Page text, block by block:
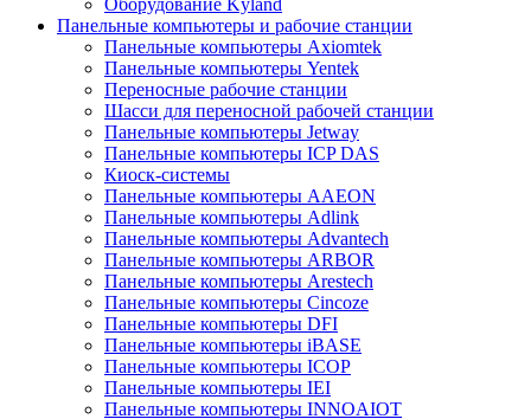
Оборудование Kyland
Панельные компьютеры и рабочие станции
Панельные компьютеры Axiomtek
Панельные компьютеры Yentek
Переносные рабочие станции
Шасси для переносной рабочей станции
Панельные компьютеры Jetway
Панельные компьютеры ICP DAS
Киоск-системы
Панельные компьютеры AAEON
Панельные компьютеры Adlink
Панельные компьютеры Advantech
Панельные компьютеры ARBOR
Панельные компьютеры Arestech
Панельные компьютеры Cincoze
Панельные компьютеры DFI
Панельные компьютеры iBASE
Панельные компьютеры ICOP
Панельные компьютеры IEI
Панельные компьютеры INNOAIOT